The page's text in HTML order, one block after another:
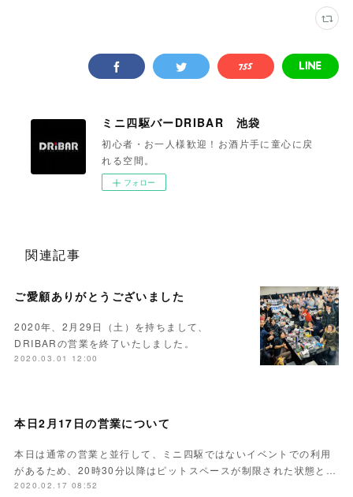
ミニ四駆バーDRIBAR 池袋
初心者・お一人様歓迎！お酒片手に童心に戻
れる空間。
フォロー
関連記事
ご愛顧ありがとうございました
2020年、2月29日（土）を持ちまして、
DRIBARの営業を終了いたしました。
2020.03.01 12:00
本日2月17日の営業について
本日は通常の営業と並行して、ミニ四駆ではないイベントでの利用
があるため、20時30分以降はピットスペースが制限された状態と…
2020.02.17 08:52